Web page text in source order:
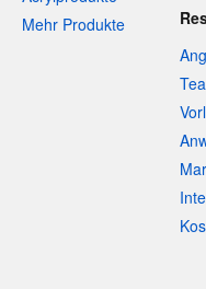
Mehr Produkte